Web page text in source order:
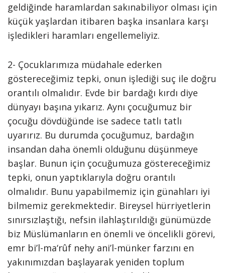
geldiğinde haramlardan sakınabiliyor olması için
küçük yaşlardan itibaren başka insanlara karşı
işledikleri haramları engellemeliyiz.
2- Çocuklarımıza müdahale ederken
göstereceğimiz tepki, onun işlediği suç ile doğru
orantılı olmalıdır. Evde bir bardağı kırdı diye
dünyayı başına yıkarız. Aynı çocuğumuz bir
çocuğu dövdüğünde ise sadece tatlı tatlı
uyarırız. Bu durumda çocuğumuz, bardağın
insandan daha önemli olduğunu düşünmeye
başlar. Bunun için çocuğumuza göstereceğimiz
tepki, onun yaptıklarıyla doğru orantılı
olmalıdır. Bunu yapabilmemiz için günahları iyi
bilmemiz gerekmektedir. Bireysel hürriyetlerin
sınırsızlaştığı, nefsin ilahlaştırıldığı günümüzde
biz Müslümanların en önemli ve öncelikli görevi,
emr bi’l-ma‘rûf nehy ani’l-münker farzını en
yakınımızdan başlayarak yeniden toplum